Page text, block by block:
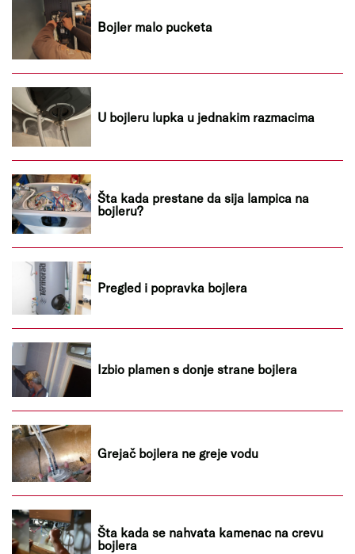
Bojler malo pucketa
U bojleru lupka u jednakim razmacima
Šta kada prestane da sija lampica na
bojleru?
Pregled i popravka bojlera
Izbio plamen s donje strane bojlera
Grejač bojlera ne greje vodu
Šta kada se nahvata kamenac na crevu
bojlera